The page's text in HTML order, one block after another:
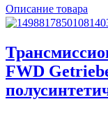
Описание товара
FWD